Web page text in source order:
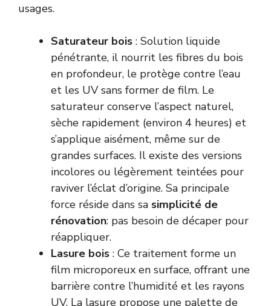
usages.
Saturateur bois : Solution liquide
pénétrante, il nourrit les fibres du bois
en profondeur, le protège contre l’eau
et les UV sans former de film. Le
saturateur conserve l’aspect naturel,
sèche rapidement (environ 4 heures) et
s’applique aisément, même sur de
grandes surfaces. Il existe des versions
incolores ou légèrement teintées pour
raviver l’éclat d’origine. Sa principale
force réside dans sa simplicité de
rénovation: pas besoin de décaper pour
réappliquer.
Lasure bois : Ce traitement forme un
film microporeux en surface, offrant une
barrière contre l’humidité et les rayons
UV. La lasure propose une palette de